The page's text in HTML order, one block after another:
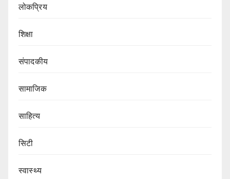
लोकप्रिय
शिक्षा
संपादकीय
सामाजिक
साहित्य
सिटी
स्वास्थ्य